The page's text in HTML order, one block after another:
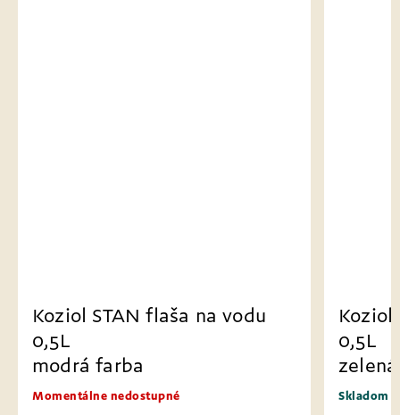
Koziol STAN flaša na vodu
0,5L
modrá farba
Momentálne nedostupné
Koziol
0,5L
Skladom